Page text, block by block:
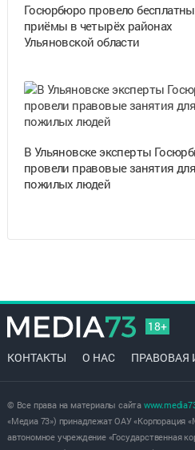
Госюрбюро провело
приёмы в четырёх районах
Ульяновской области
В Ульяновске эксперты
провели правовые занятия для
пожилых людей
18+
КОНТАКТЫ О НАС
© Все права на материалы сайта
«Медиа 73») принадлежат ОАУ «Корпорация
автономное учреждение «Государственная